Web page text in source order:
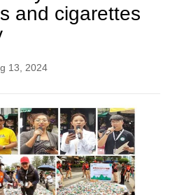
and cigarettes
13, 2024